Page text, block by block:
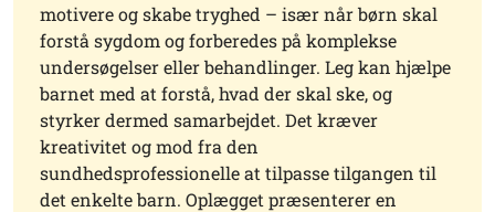
motivere og skabe tryghed – især når børn skal
forstå sygdom og forberedes på komplekse
undersøgelser eller behandlinger. Leg kan hjælpe
barnet med at forstå, hvad der skal ske, og
styrker dermed samarbejdet. Det kræver
kreativitet og mod fra den
sundhedsprofessionelle at tilpasse tilgangen til
det enkelte barn. Oplægget præsenterer en